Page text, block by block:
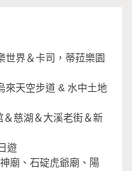
世界＆卡司，蒂菈樂園
來天空步道 & 水中土地
慈湖＆大溪老街＆新
遊
廟、石碇虎爺廟、陽